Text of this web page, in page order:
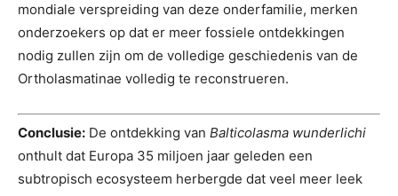
mondiale verspreiding van deze onderfamilie, merken
onderzoekers op dat er meer fossiele ontdekkingen
nodig zullen zijn om de volledige geschiedenis van de
Ortholasmatinae volledig te reconstrueren.
Conclusie: De ontdekking van Balticolasma wunderlichi
onthult dat Europa 35 miljoen jaar geleden een
subtropisch ecosysteem herbergde dat veel meer leek